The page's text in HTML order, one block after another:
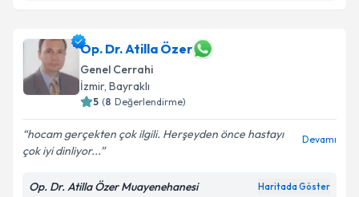
için bir takvim hazırlandığında e-posta ile
bilgilendireceğiz.
E-posta Adresiniz
Metni'ni okudum ve kişisel verilerimin belirtilen
Op. Dr. Atilla Özer
Genel Cerrahi
İzmir, Bayraklı
5 (8 Değerlendirme)
hocam gerçekten çok ilgili. Herşeyden önce hastayı
çok iyi dinliyor...
Devamı
Op. Dr. Atilla Özer Muayenehanesi Haritada Göster